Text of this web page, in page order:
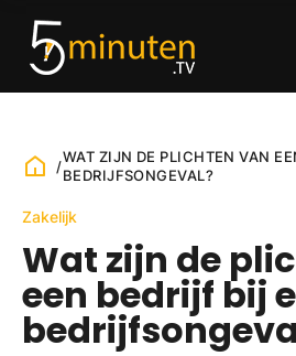
/
WAT ZIJN DE PLICHTEN VAN
BEDRIJFSONGEVAL?
Zakelijk
Wat zijn de
een bedrijf bij